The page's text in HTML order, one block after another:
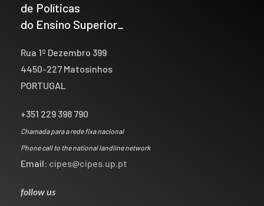
de Políticas
do Ensino Superior_
Rua 1º Dezembro 399
4450-227 Matosinhos
PORTUGAL
+351 229 398 790
Chamada para a rede fixa nacional
Phone call to the national landline network
Email: cipes@cipes.up.pt
follow us